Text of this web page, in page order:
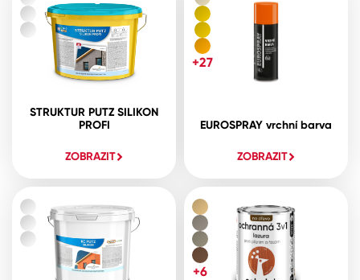
STRUKTUR PUTZ SILIKON
PROFI
ZOBRAZIT
EUROSPRAY vrchní barva
ZOBRAZIT
+27
+6